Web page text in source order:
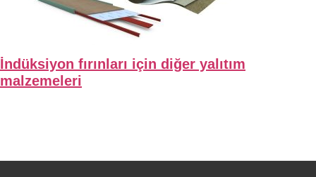
İndüksiyon fırınları için diğer yalıtım
malzemeleri